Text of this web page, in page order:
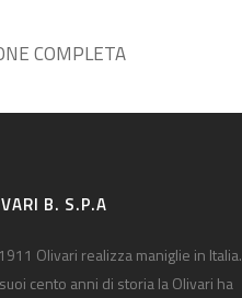
COMPLETA
B. S.P.A
Olivari realizza maniglie in Italia.
cento anni di storia la Olivari ha